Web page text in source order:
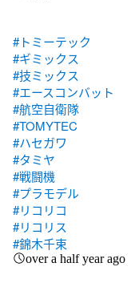
#トミーテック
#ギミックス
#技ミックス
#エースコンバット
#航空自衛隊
#TOMYTEC
#ハセガワ
#タミヤ
#戦闘機
#プラモデル
#リコリコ
#リコリス
#錦木千束
over a half year ago